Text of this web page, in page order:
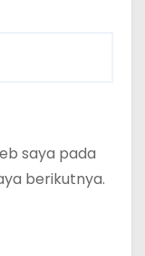
saya pada
berikutnya.